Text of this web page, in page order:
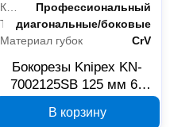
Класс товара
Профессиональный
Типдиагональные/боковые
Материал губок
CrV
Бокорезы Knipex KN-
7002125SB 125 мм 62
В корзину